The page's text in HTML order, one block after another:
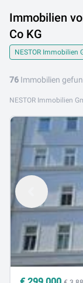
Immobilien
Co KG
NESTOR Immobilien
76 Immobilien